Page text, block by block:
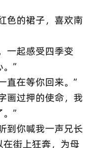
色的裙子，喜欢南
一起感受四季变
”
直在等你回来。”
画过押的使命，我
”
到你喊我一声兄长
街上狂奔，为母